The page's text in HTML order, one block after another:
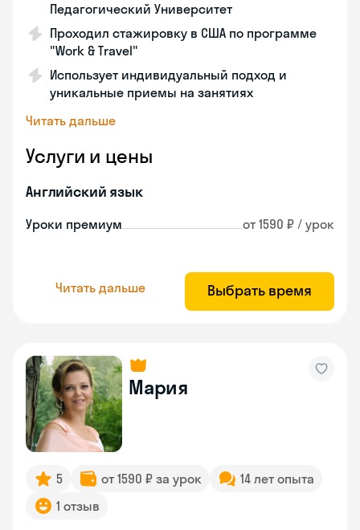
Педагогический Университет
Проходил стажировку в США по программе
"Work & Travel"
Использует индивидуальный подход и
уникальные приемы на занятиях
Читать дальше
Услуги и цены
Английский язык
Уроки премиум от 1590 ₽ / урок
Читать дальше Выбрать время
Мария
5 от 1590 ₽ за урок
14 лет опыта
1 отзыв